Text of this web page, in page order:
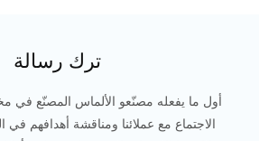
ترك رسالة
أول ما يفعله مصنّعو الألماس المصنّع في
الاجتماع مع عملائنا ومناقشة أهدافهم في